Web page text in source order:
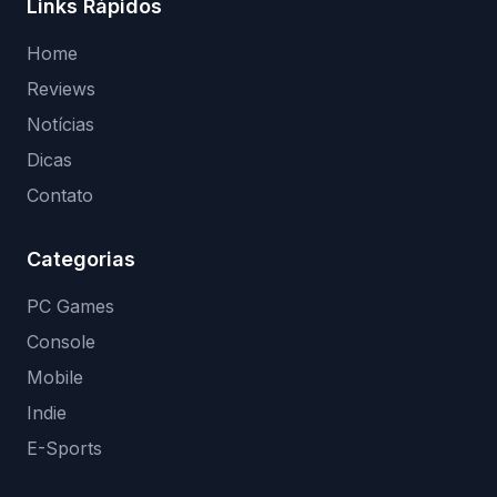
Links Rápidos
Home
Reviews
Notícias
Dicas
Contato
Categorias
PC Games
Console
Mobile
Indie
E-Sports